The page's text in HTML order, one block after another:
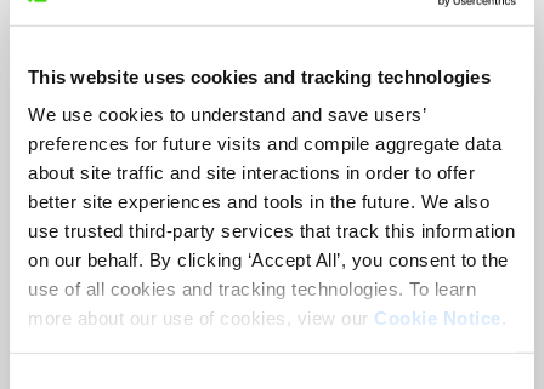
This website uses cookies and tracking technologies
We use cookies to understand and save users’
preferences for future visits and compile aggregate data
about site traffic and site interactions in order to offer
better site experiences and tools in the future. We also
use trusted third-party services that track this information
on our behalf. By clicking ‘Accept All’, you consent to the
use of all cookies and tracking technologies. To learn
more about our use of cookies, view our Cookie Notice.
*
Correo electrónico:
*
Puesto:
*
Empresa: